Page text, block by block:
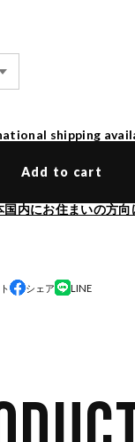
shipping
Add to cart
国内にお住まいの方向
シェア LINE